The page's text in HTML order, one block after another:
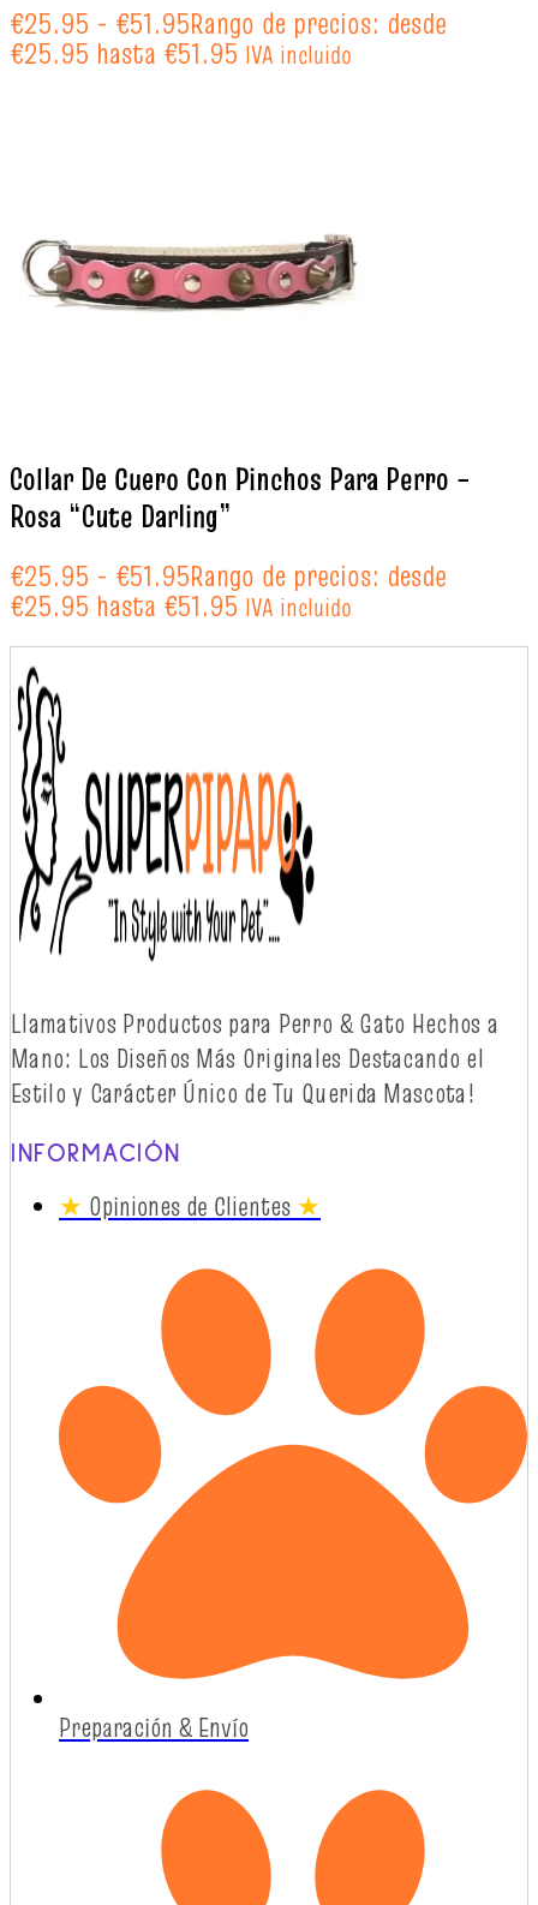
€25.95 - €51.95Rango de precios: desde
€25.95 hasta €51.95 IVA incluido
Collar De Cuero Con Pinchos Para Perro –
Rosa “Cute Darling”
€25.95 - €51.95Rango de precios: desde
€25.95 hasta €51.95 IVA incluido
Llamativos Productos para Perro & Gato Hechos a
Mano: Los Diseños Más Originales Destacando el
Estilo y Carácter Único de Tu Querida Mascota!
INFORMACIÓN
★ Opiniones de Clientes ★
Preparación & Envío